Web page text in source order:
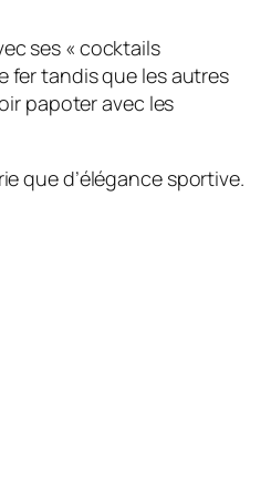
ses « cocktails
fer tandis que les autres
papoter avec les
que d’élégance sportive.